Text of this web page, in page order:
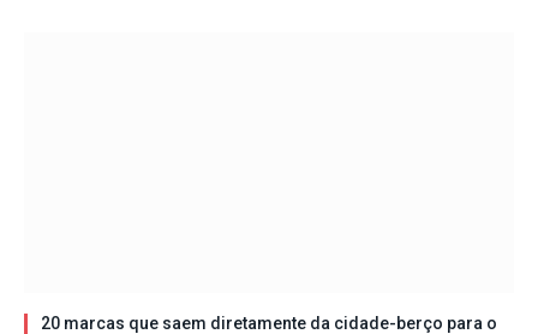
20 marcas que saem diretamente da cidade-berço para o